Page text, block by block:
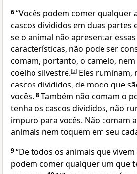
6“Vocês podem comer qualquer
cascos divididos em duas partes
se o animal não apresentar
características, não pode ser
comam, portanto, o camelo, nem
coelho silvestre.[b] Eles ruminam,
cascos divididos, de modo que
vocês. 8Também não comam o
tenha os cascos divididos, não
impuro para vocês. Não comam
animais nem toquem em seu
9“De todos os animais que vivem
podem comer qualquer um que